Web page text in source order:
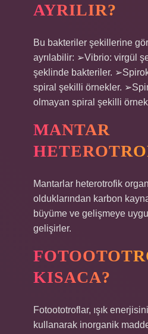
AYRILIR?
Bu bakteriler şekillerine
ayrılabilir: ➢Vibrio: virgül
şeklinde bakteriler.
spiral şekilli örnekler.
olmayan spiral şekilli
MANTAR
Mantarlar heterotrofik
olduklarından karbon
büyüme ve gelişmeye
gelişirler.
KISACA?
Fotoototroflar, ışık
kullanarak inorganik